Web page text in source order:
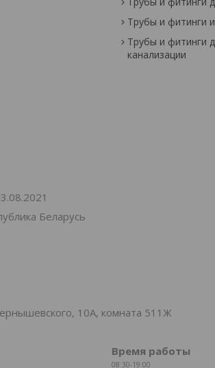
Трубы и фитинги
Трубы и фитинги
канализации
Беларусь
10А, комната 511Ж
Время работы
08:30-19:00